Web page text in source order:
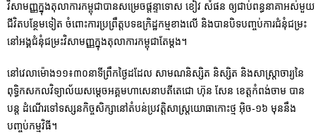
វិសាមញ្ញក្នុងតុលាការកម្ពុជាបានសម្រេចផ្តន្ទាទោស ខៀវ សំផន ឲ្យជាប់ពន្ធនាគាអស់មួយ
ជីវិតបន្ថែមទៀត ចំពោះការប្រព្រឹត្តបទឧក្រិដ្ឋកម្មខាងលើ និងបានបិទបញ្ចប់ការជំនុំជម្រះ
នៅអង្គជំនុំជម្រះវិសាមញ្ញក្នុងតុលាការកម្ពុជាតែម្តង។
នៅវេលាម៉ោង១១៖៣០នាទីព្រឹកថ្ងៃដដែល សាមណនិស្សិត និស្សិត និងសាស្ត្រាចារ្យនៃ
ពុទ្ធិកសកលវិទ្យាល័យសម្តេចអគ្គមហាសេនាបតីតេជោ ហ៊ុន សែន ខេត្តកំពង់ចាម បាន
បន្ត ដំណើរទៅទស្សនកិច្ចសិក្សានៅតំបន់ប្រវត្តិសាស្ត្រយោធាកោះថ្ម អ៊ិច-១៦ មុននឹង
បញ្ចប់កម្មវិធី។